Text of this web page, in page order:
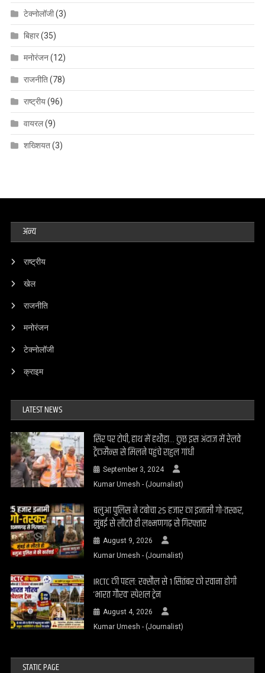
टेक्नोलॉजी(3)
बिहार(35)
मनोरंजन(12)
राजनीति(78)
राष्ट्रीय(96)
वायरल(9)
शख्शियत(3)
अन्य
राष्ट्रीय
खेल
राजनीति
मनोरंजन
टेक्नोलॉजी
क्राइम
LATEST NEWS
सिर पर टोपी, हाथ में हथौड़ा… कुछ इस अंदाज में रेलवे
ट्रैकमैन्स से मिलने पहुंचे राहुल गांधी
September 3, 2024
Kumar Umesh - (Journalist)
बलुआ पुलिस ने दबोचा 25 हजार का इनामी गो-तस्कर,
मुंबई से लौटते ही लक्ष्मणगढ़ से गिरफ्तार
August 9, 2026
Kumar Umesh - (Journalist)
IRCTC की पहल: रक्सौल से 1 सितंबर को रवाना होगी
‘भारत गौरव’ स्पेशल ट्रेन
August 4, 2026
Kumar Umesh - (Journalist)
STATIC PAGE